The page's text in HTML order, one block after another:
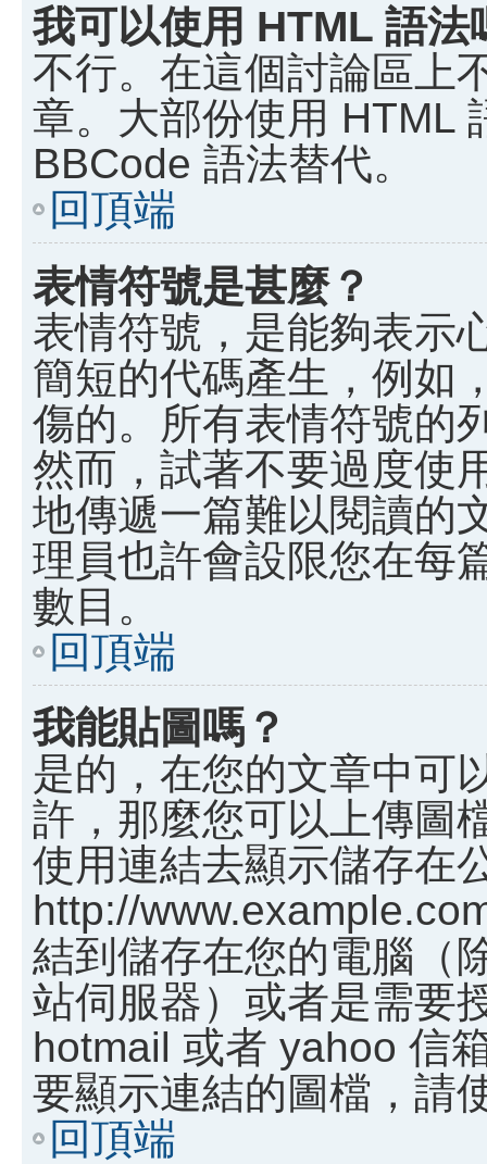
我可以使用 HTML 語法
不行。在這個討論區上
章。大部份使用 HTML
BBCode 語法替代。
回頂端
表情符號是甚麼？
表情符號，是能夠表示
簡短的代碼產生，例如
傷的。所有表情符號的
然而，試著不要過度使
地傳遞一篇難以閱讀的
理員也許會設限您在每
數目。
回頂端
我能貼圖嗎？
是的，在您的文章中可
許，那麼您可以上傳圖
使用連結去顯示儲存在
http://
結到儲存在您的電腦（
站伺服器）或者是需要
hotmail 或者 yahoo 信
要顯示連結的圖檔，請
回頂端